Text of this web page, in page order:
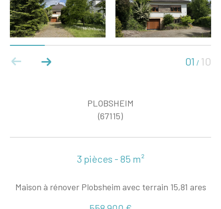
01 / 10
PLOBSHEIM
(67115)
3 pièces - 85 m²
Maison à rénover Plobsheim avec terrain 15,81 ares